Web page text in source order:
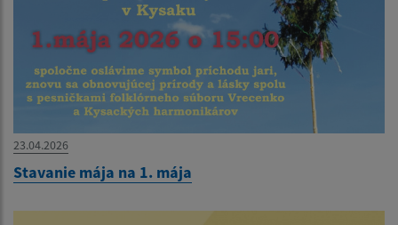
23.04.2026
Stavanie mája na 1. mája